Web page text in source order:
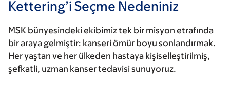
Kettering’i Seçme Nedeniniz
MSK bünyesindeki ekibimiz tek bir misyon etrafında
bir araya gelmiştir: kanseri ömür boyu sonlandırmak.
Her yaştan ve her ülkeden hastaya kişiselleştirilmiş,
şefkatli, uzman kanser tedavisi sunuyoruz.